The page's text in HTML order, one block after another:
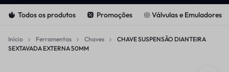
Todos os produtos Promoções 𑁍 Válvulas e Emuladores
Início Ferramentas Chaves
CHAVE SUSPENSÃO DIANTEIRA
SEXTAVADA EXTERNA 50MM